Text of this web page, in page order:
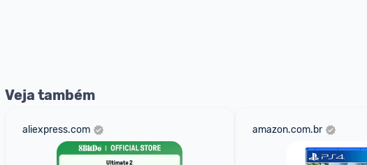
Veja também
aliexpress.com amazon.com.br